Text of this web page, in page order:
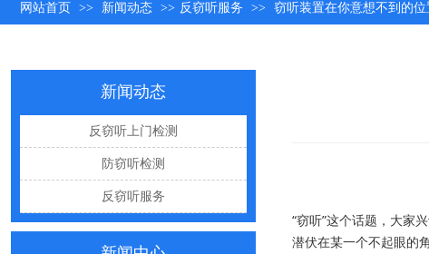
网站首页 >> 新闻动态 >> 反窃听服务 >> 窃听装置在你意想不到的位
新闻动态
反窃听上门检测
防窃听检测
反窃听服务
网购“反窃听神器”为何总翻车？
办公室哪些东西暗藏窃密风险
手机麦克风窃听，关掉权限就安全了吗？
偷拍黑产屡禁不止：藏匿点、高发场景与实用防拍指南
GPS定位器防追踪指南：从原理到排查一次讲清
车上装GPS只为了定位？小心，它可能正在“偷听”你说话
“窃听”这个话题，大家
潜伏在某一个不起眼的